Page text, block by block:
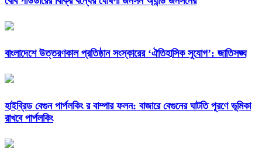
বাংলাদেশে উত্তরণকাল প্রতিষ্ঠান সংস্কারের ‘ঐতিহাসিক সুযোগ’: জাতিসঙ্ঘ
হাইব্রিড বেগুন পার্পলকিং র বাম্পার ফলন: বাজারে বেগুনের ঘাটতি পূরণে ভূমিকা
রাখবে পার্পলকিং